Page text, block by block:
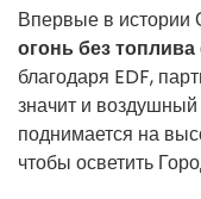
Впервые в истории
огонь без топлива
благодаря EDF,
значит и
поднимается на
чтобы осветить